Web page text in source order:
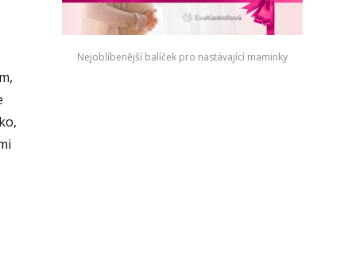
Nejoblíbenější balíček pro nastávající maminky